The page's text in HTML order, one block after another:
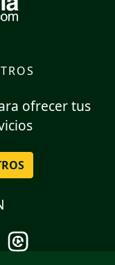
ofrecer tus